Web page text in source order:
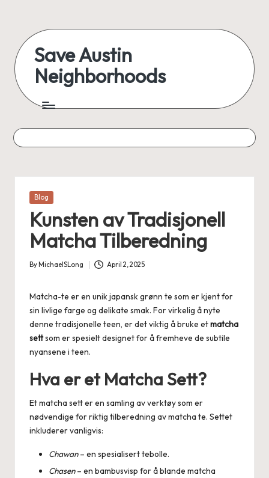
Save Austin
Neighborhoods
Posted
Blog
Kunsten av Tradisjonell
Matcha Tilberedning
Posted
By MichaelSLong April 2, 2025
Matcha-te er en unik japansk grønn te som er kjent for
sin livlige farge og delikate smak. For virkelig å nyte
denne tradisjonelle teen, er det viktig å bruke etmatcha
settsom er spesielt designet for å fremheve de subtile
nyansene i teen.
Hva er et Matcha Sett?
Et matcha sett er en samling av verktøy som er
nødvendige for riktig tilberedning av matcha te. Settet
inkluderer vanligvis:
Chawan– en spesialisert tebolle.
Chasen– en bambusvisp for å blande matcha